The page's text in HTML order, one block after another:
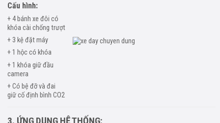
Cấu hình:
+ 4 bánh xe đôi có
khóa cài chống trượt
+ 3 kệ đặt máy
+ 1 hộc có khóa
+ 1 khóa giữ đầu
camera
+ Có bệ đỡ và đai
giữ cố định bình CO2
3. ỨNG DỤNG HỆ THỐNG: